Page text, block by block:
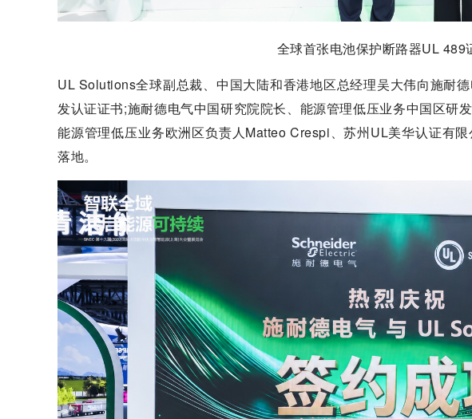
全球首张电池保护断路器UL 489
UL Solutions全球副总裁、中国大陆和香港地区总经理吴大伟向施耐
发认证证书;施耐德电气中国研究院院长、能源管理低压业务中国区研
能源管理低压业务欧洲区负责人Matteo Crespi、苏州UL美华认证有
落地。